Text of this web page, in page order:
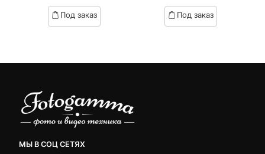
based
onПод заказ
based
on
цена
составляла
цена:
890 ₽.
Под заказ
МЫ В СОЦ СЕТЯХ